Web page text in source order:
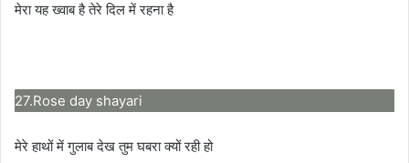
मेरा यह ख्वाब है तेरे दिल में रहना है
27.Rose day shayari
मेरे हाथों में गुलाब देख तुम घबरा क्यों रही हो